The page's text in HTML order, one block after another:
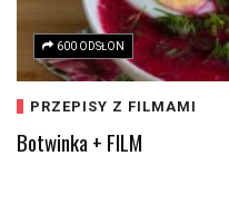
600 ODSŁON
PRZEPISY Z FILMAMI
Botwinka + FILM